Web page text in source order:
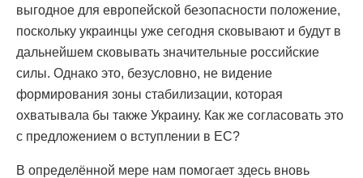
выгодное для европейской безопасности положение,
поскольку украинцы уже сегодня сковывают и будут в
дальнейшем сковывать значительные российские
силы. Однако это, безусловно, не видение
формирования зоны стабилизации, которая
охватывала бы также Украину. Как же согласовать это
с предложением о вступлении в ЕС?
В определённой мере нам помогает здесь вновь